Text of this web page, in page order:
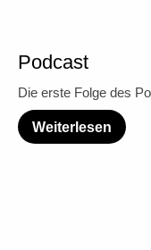
Podcast
Die erste Folge des
Weiterlesen